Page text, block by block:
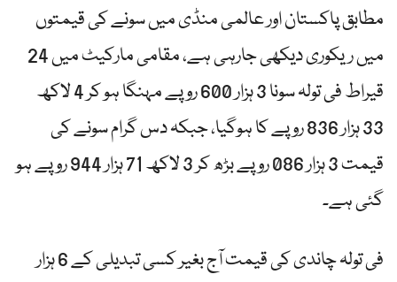
مطابق پاکستان اور عالمی منڈی میں سونے کی قیمتوں
میں ریکوری دیکھی جارہی ہے، مقامی مارکیٹ میں 24
قیراط فی تولہ سونا 3 ہزار 600 روپے مہنگا ہو کر 4 لاکھ
33 ہزار 836 روپے کا ہوگیا، جبکہ دس گرام سونے کی
قیمت 3 ہزار 086 روپے بڑھ کر 3 لاکھ 71 ہزار 944 روپے ہو
گئی ہے۔
فی تولہ چاندی کی قیمت آج بغیر کسی تبدیلی کے 6 ہزار